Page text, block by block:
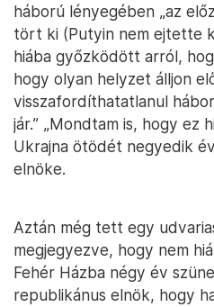
háború lényegében „az
tört ki (Putyin nem ejtette
hiába győzködött arról,
hogy olyan helyzet álljon
visszafordíthatatlanul
jár.” „Mondtam is, hogy ez
Ukrajna ötödét negyedik
elnöke.
Aztán még tett egy
megjegyezve, hogy nem
Fehér Házba négy év
republikánus elnök, hogy